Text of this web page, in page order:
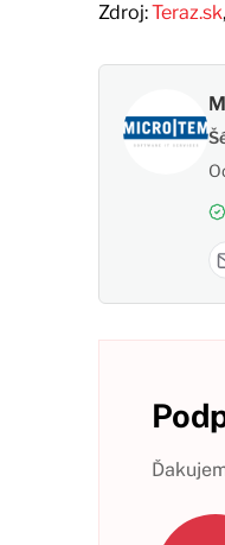
Zdroj:Teraz.sk